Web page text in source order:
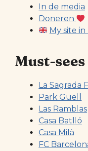
In de media
Doneren
My site
Must-sees
La Sagrada
Park Güell
Las Ramblas
Casa Batlló
Casa Milà
FC